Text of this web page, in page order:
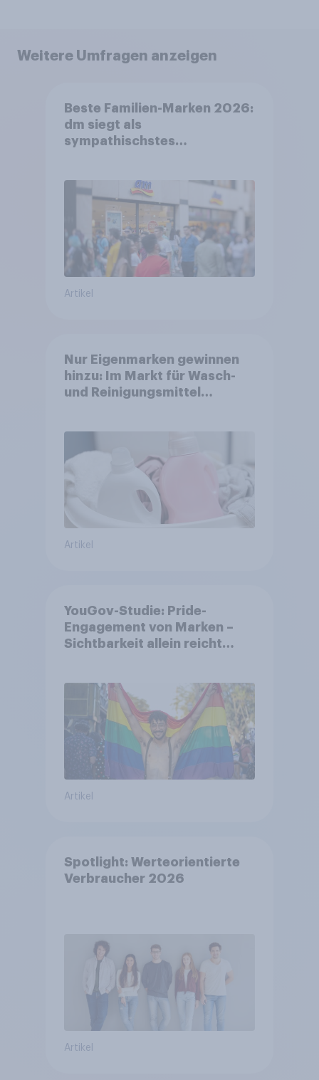
Weitere Umfragen anzeigen
Beste Familien-Marken 2026:
dm siegt als
sympathischstes
Artikel
Nur Eigenmarken gewinnen
hinzu: Im Markt für Wasch-
und Reinigungsmittel
Artikel
YouGov-Studie: Pride-
Engagement von Marken –
Sichtbarkeit allein reicht
Artikel
Spotlight: Werteorientierte
Verbraucher 2026
Artikel